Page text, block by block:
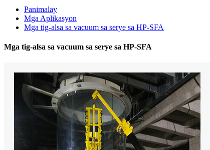
Panimalay
Mga Aplikasyon
Mga tig-alsa sa vacuum sa serye sa HP-SFA
Mga tig-alsa sa vacuum sa serye sa HP-SFA